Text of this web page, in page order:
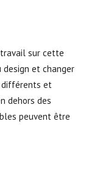
sur cette
et changer
différents et
dehors des
peuvent être